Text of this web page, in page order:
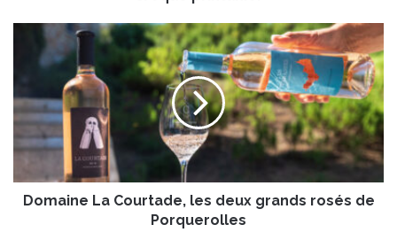
r
i
a
Domaine La Courtade, les deux grands rosés de
Porquerolles